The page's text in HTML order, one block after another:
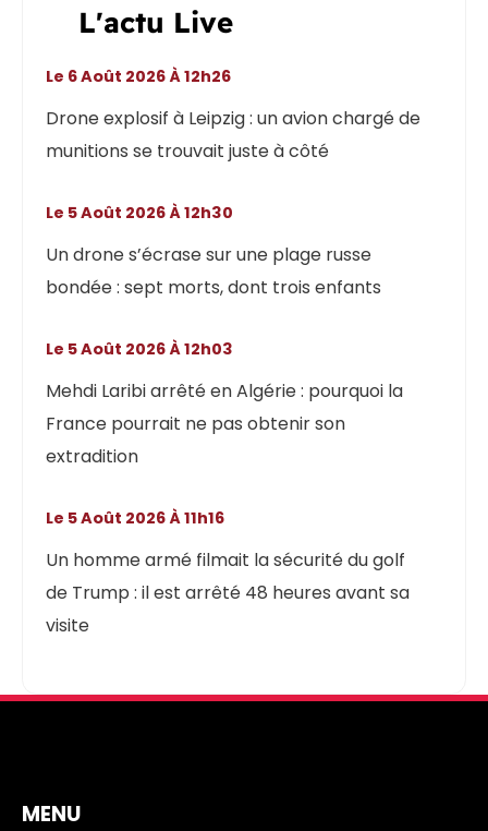
L'actu Live
Drone explosif à Leipzig : un avion chargé de
munitions se trouvait juste à côté
Le 6 Août 2026 À 12h26
Un drone s’écrase sur une plage russe
bondée : sept morts, dont trois enfants
Le 5 Août 2026 À 12h30
Mehdi Laribi arrêté en Algérie : pourquoi la
France pourrait ne pas obtenir son
extradition
Le 5 Août 2026 À 12h03
Un homme armé filmait la sécurité du golf
de Trump : il est arrêté 48 heures avant sa
visite
Le 5 Août 2026 À 11h16
MENU